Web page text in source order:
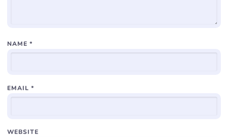
NAME *
EMAIL *
WEBSITE